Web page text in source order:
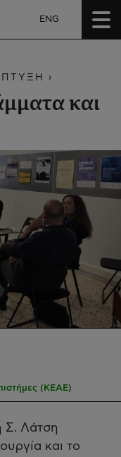
ENG
›
και
(ΚΕΑΕ)
Σ. Λάτση
και το